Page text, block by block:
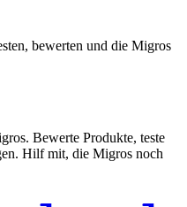
bewerten und die Migros
Bewerte Produkte, teste
Hilf mit, die Migros noch